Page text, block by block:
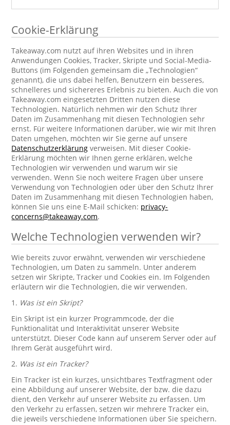
Cookie-Erklärung
Takeaway.com nutzt auf ihren Websites und in ihren
Anwendungen Cookies, Tracker, Skripte und Social-Media-
Buttons (im Folgenden gemeinsam die „Technologien“
genannt), die uns dabei helfen, Benutzern ein besseres,
schnelleres und sichereres Erlebnis zu bieten. Auch die von
Takeaway.com eingesetzten Dritten nutzen diese
Technologien. Natürlich nehmen wir den Schutz Ihrer
Daten im Zusammenhang mit diesen Technologien sehr
ernst. Für weitere Informationen darüber, wie wir mit Ihren
Daten umgehen, möchten wir Sie gerne auf unsere
Datenschutzerklärung verweisen. Mit dieser Cookie-
Erklärung möchten wir Ihnen gerne erklären, welche
Technologien wir verwenden und warum wir sie
verwenden. Wenn Sie noch weitere Fragen über unsere
Verwendung von Technologien oder über den Schutz Ihrer
Daten im Zusammenhang mit diesen Technologien haben,
können Sie uns eine E-Mail schicken: privacy-
concerns@takeaway.com.
Welche Technologien verwenden wir?
Wie bereits zuvor erwähnt, verwenden wir verschiedene
Technologien, um Daten zu sammeln. Unter anderem
setzen wir Skripte, Tracker und Cookies ein. Im Folgenden
erläutern wir die Technologien, die wir verwenden.
1. Was ist ein Skript?
Ein Skript ist ein kurzer Programmcode, der die
Funktionalität und Interaktivität unserer Website
unterstützt. Dieser Code kann auf unserem Server oder auf
Ihrem Gerät ausgeführt wird.
2. Was ist ein Tracker?
Ein Tracker ist ein kurzes, unsichtbares Textfragment oder
eine Abbildung auf unserer Website, der bzw. die dazu
dient, den Verkehr auf unserer Website zu erfassen. Um
den Verkehr zu erfassen, setzen wir mehrere Tracker ein,
die jeweils verschiedene Informationen über Sie speichern.